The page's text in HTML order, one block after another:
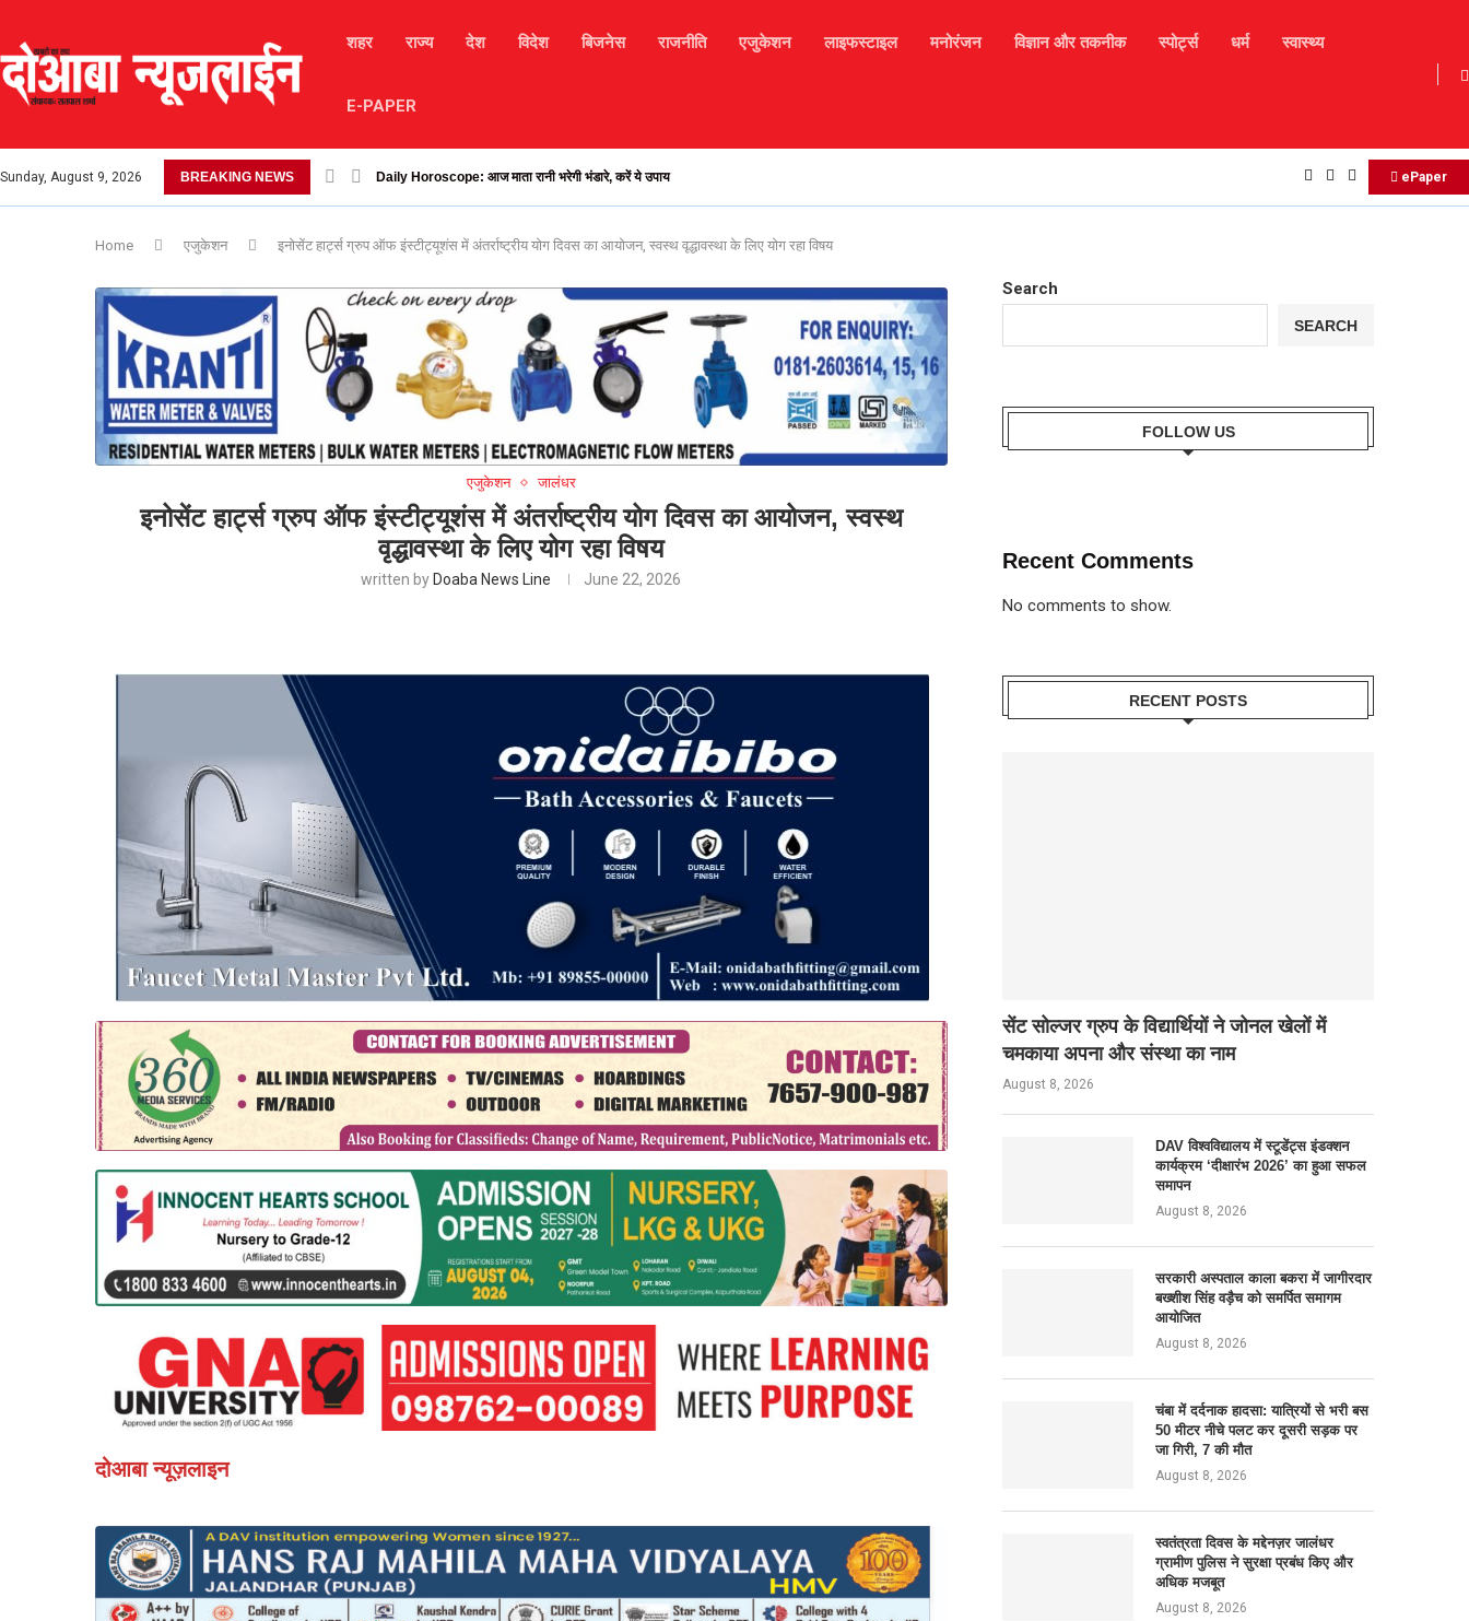
शहर राज्य देश विदेश बिजनेस राजनीति एजुकेशन लाइफस्टाइल मनोरंजन विज्ञान और तकनीक स्पोर्ट्स धर्म स्वास्थ्य
E-PAPER
Sunday, August 9, 2026 BREAKING NEWS लैंडस्लाइड के कारण चंबा-भरमौर मार्ग अवरुद्ध, हजारों टूरिस्ट फंसे, मोबाइल सिगनल... Daily Horoscope : मकर राशि बालों को व्यवसाय में आज नए...
ePaper
Home एजुकेशन इनोसेंट हार्ट्स ग्रुप ऑफ इंस्टीट्यूशंस में अंतर्राष्ट्रीय योग दिवस का आयोजन, स्वस्थ वृद्धावस्था के लिए योग रहा विषय
एजुकेशन जालंधर
इनोसेंट हार्ट्स ग्रुप ऑफ इंस्टीट्यूशंस में अंतर्राष्ट्रीय योग दिवस का आयोजन, स्वस्थ
वृद्धावस्था के लिए योग रहा विषय
written by Doaba News Line June 22, 2026
दोआबा न्यूज़लाइन
Search
SEARCH
FOLLOW US
Recent Comments
No comments to show.
RECENT POSTS
सेंट सोल्जर ग्रुप के विद्यार्थियों ने जोनल खेलों में
चमकाया अपना और संस्था का नाम
August 8, 2026
DAV विश्वविद्यालय में स्टूडेंट्स इंडक्शन
कार्यक्रम ‘दीक्षारंभ 2026’ का हुआ सफल
समापन
August 8, 2026
सरकारी अस्पताल काला बकरा में जागीरदार
बख्शीश सिंह वड़ैच को समर्पित समागम
आयोजित
August 8, 2026
चंबा में दर्दनाक हादसा: यात्रियों से भरी बस
50 मीटर नीचे पलट कर दूसरी सड़क पर
जा गिरी, 7 की मौत
August 8, 2026
स्वतंत्रता दिवस के मद्देनज़र जालंधर
ग्रामीण पुलिस ने सुरक्षा प्रबंध किए और
अधिक मजबूत
August 8, 2026